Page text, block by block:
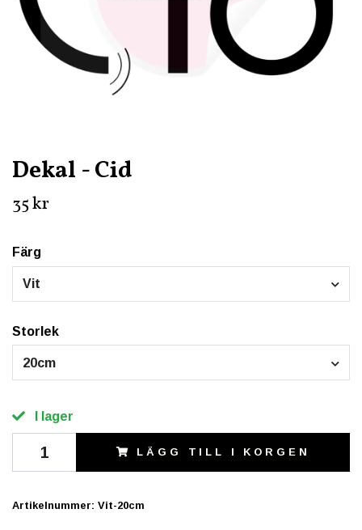
Dekal - Cid
35 kr
Färg
Vit
Storlek
20cm
I lager
LÄGG TILL I KORGEN
Artikelnummer: Vit-20cm